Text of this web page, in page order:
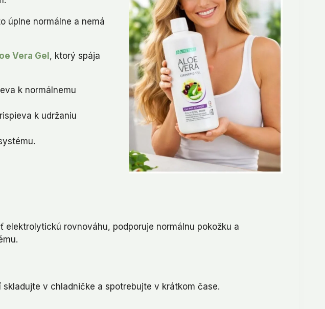
úplne normálne a nemá
Vera Gel , ktorý spája
k normálnemu
k udržaniu
elektrolytickú rovnováhu, podporuje normálnu pokožku a
v chladničke a spotrebujte v krátkom čase.